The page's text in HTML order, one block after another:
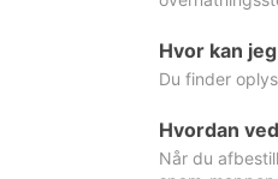
Hvor kan
Du finder
Hvordan
Når du